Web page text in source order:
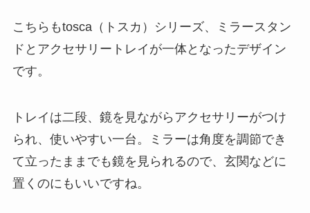
こちらもtosca（トスカ）シリーズ、ミラースタン
ドとアクセサリートレイが一体となったデザイン
です。
トレイは二段、鏡を見ながらアクセサリーがつけ
られ、使いやすい一台。ミラーは角度を調節でき
て立ったままでも鏡を見られるので、玄関などに
置くのにもいいですね。